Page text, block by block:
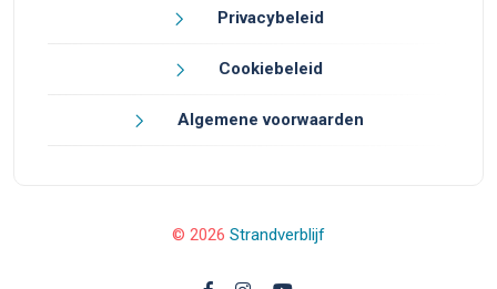
Privacybeleid
Cookiebeleid
Algemene voorwaarden
© 2026 Strandverblijf